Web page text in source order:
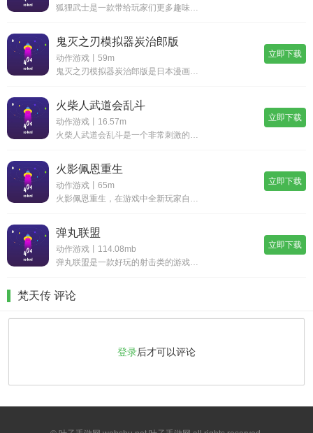
鬼灭之刃模拟器炭治郎版
动作游戏丨59m
立即下载
火柴人武道会乱斗
动作游戏丨16.57m
立即下载
火影佩恩重生
动作游戏丨65m
立即下载
弹丸联盟
动作游戏丨114.08mb
立即下载
梵天传 评论
登录后才可以评论